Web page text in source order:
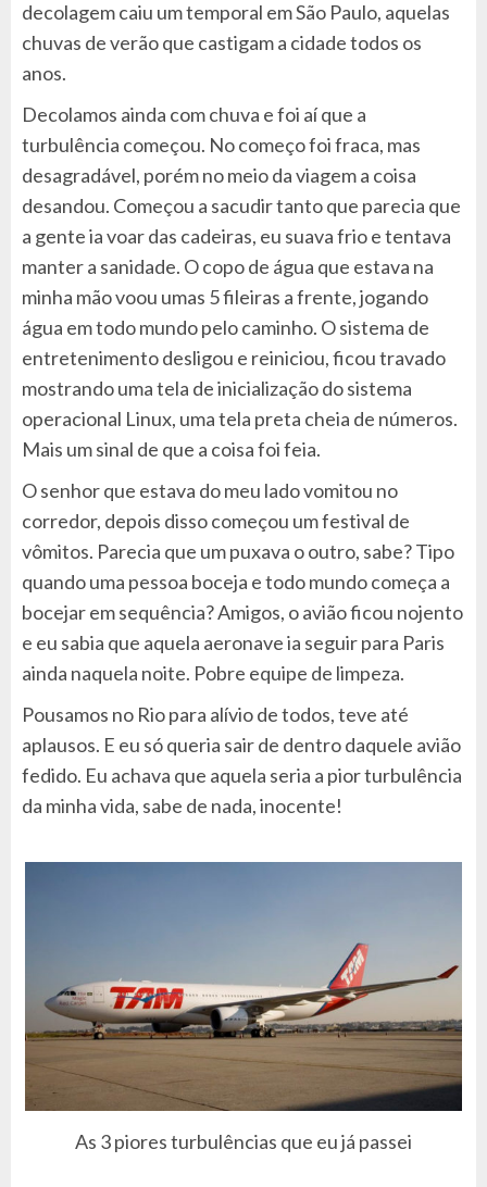
decolagem caiu um temporal em São Paulo, aquelas
chuvas de verão que castigam a cidade todos os
anos.
Decolamos ainda com chuva e foi aí que a
turbulência começou. No começo foi fraca, mas
desagradável, porém no meio da viagem a coisa
desandou. Começou a sacudir tanto que parecia que
a gente ia voar das cadeiras, eu suava frio e tentava
manter a sanidade. O copo de água que estava na
minha mão voou umas 5 fileiras a frente, jogando
água em todo mundo pelo caminho. O sistema de
entretenimento desligou e reiniciou, ficou travado
mostrando uma tela de inicialização do sistema
operacional Linux, uma tela preta cheia de números.
Mais um sinal de que a coisa foi feia.
O senhor que estava do meu lado vomitou no
corredor, depois disso começou um festival de
vômitos. Parecia que um puxava o outro, sabe? Tipo
quando uma pessoa boceja e todo mundo começa a
bocejar em sequência? Amigos, o avião ficou nojento
e eu sabia que aquela aeronave ia seguir para Paris
ainda naquela noite. Pobre equipe de limpeza.
Pousamos no Rio para alívio de todos, teve até
aplausos. E eu só queria sair de dentro daquele avião
fedido. Eu achava que aquela seria a pior turbulência
da minha vida, sabe de nada, inocente!
As 3 piores turbulências que eu já passei